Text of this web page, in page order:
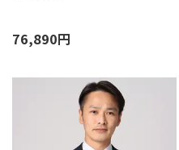
76,890円